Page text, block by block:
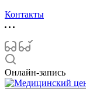
Контакты
Онлайн-запись